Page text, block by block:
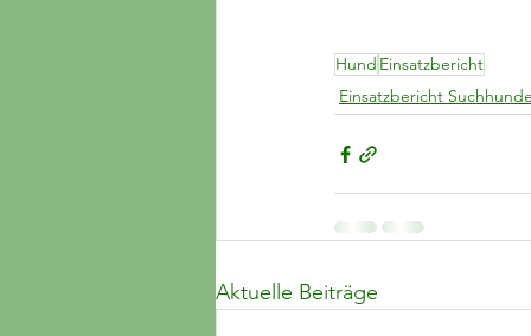
Hund Einsatzbericht
Einsatzbericht
Aktuelle Beiträge